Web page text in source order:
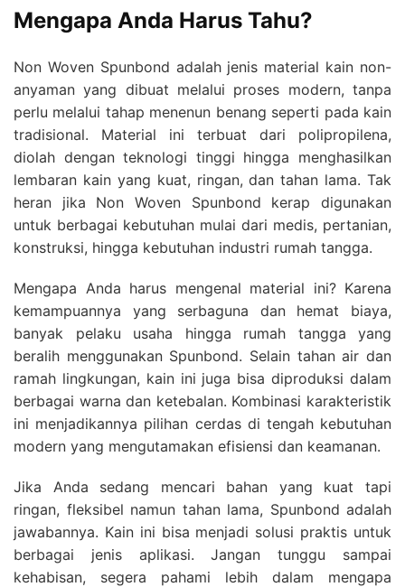
Mengapa Anda Harus Tahu?
Non Woven Spunbond adalah jenis material kain non-
anyaman yang dibuat melalui proses modern, tanpa
perlu melalui tahap menenun benang seperti pada kain
tradisional. Material ini terbuat dari polipropilena,
diolah dengan teknologi tinggi hingga menghasilkan
lembaran kain yang kuat, ringan, dan tahan lama. Tak
heran jika Non Woven Spunbond kerap digunakan
untuk berbagai kebutuhan mulai dari medis, pertanian,
konstruksi, hingga kebutuhan industri rumah tangga.
Mengapa Anda harus mengenal material ini? Karena
kemampuannya yang serbaguna dan hemat biaya,
banyak pelaku usaha hingga rumah tangga yang
beralih menggunakan Spunbond. Selain tahan air dan
ramah lingkungan, kain ini juga bisa diproduksi dalam
berbagai warna dan ketebalan. Kombinasi karakteristik
ini menjadikannya pilihan cerdas di tengah kebutuhan
modern yang mengutamakan efisiensi dan keamanan.
Jika Anda sedang mencari bahan yang kuat tapi
ringan, fleksibel namun tahan lama, Spunbond adalah
jawabannya. Kain ini bisa menjadi solusi praktis untuk
berbagai jenis aplikasi. Jangan tunggu sampai
kehabisan, segera pahami lebih dalam mengapa